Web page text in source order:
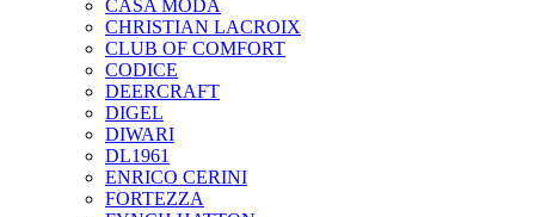
CASA MODA
CHRISTIAN LACROIX
CLUB OF COMFORT
CODICE
DEERCRAFT
DIGEL
DIWARI
DL1961
ENRICO CERINI
FORTEZZA